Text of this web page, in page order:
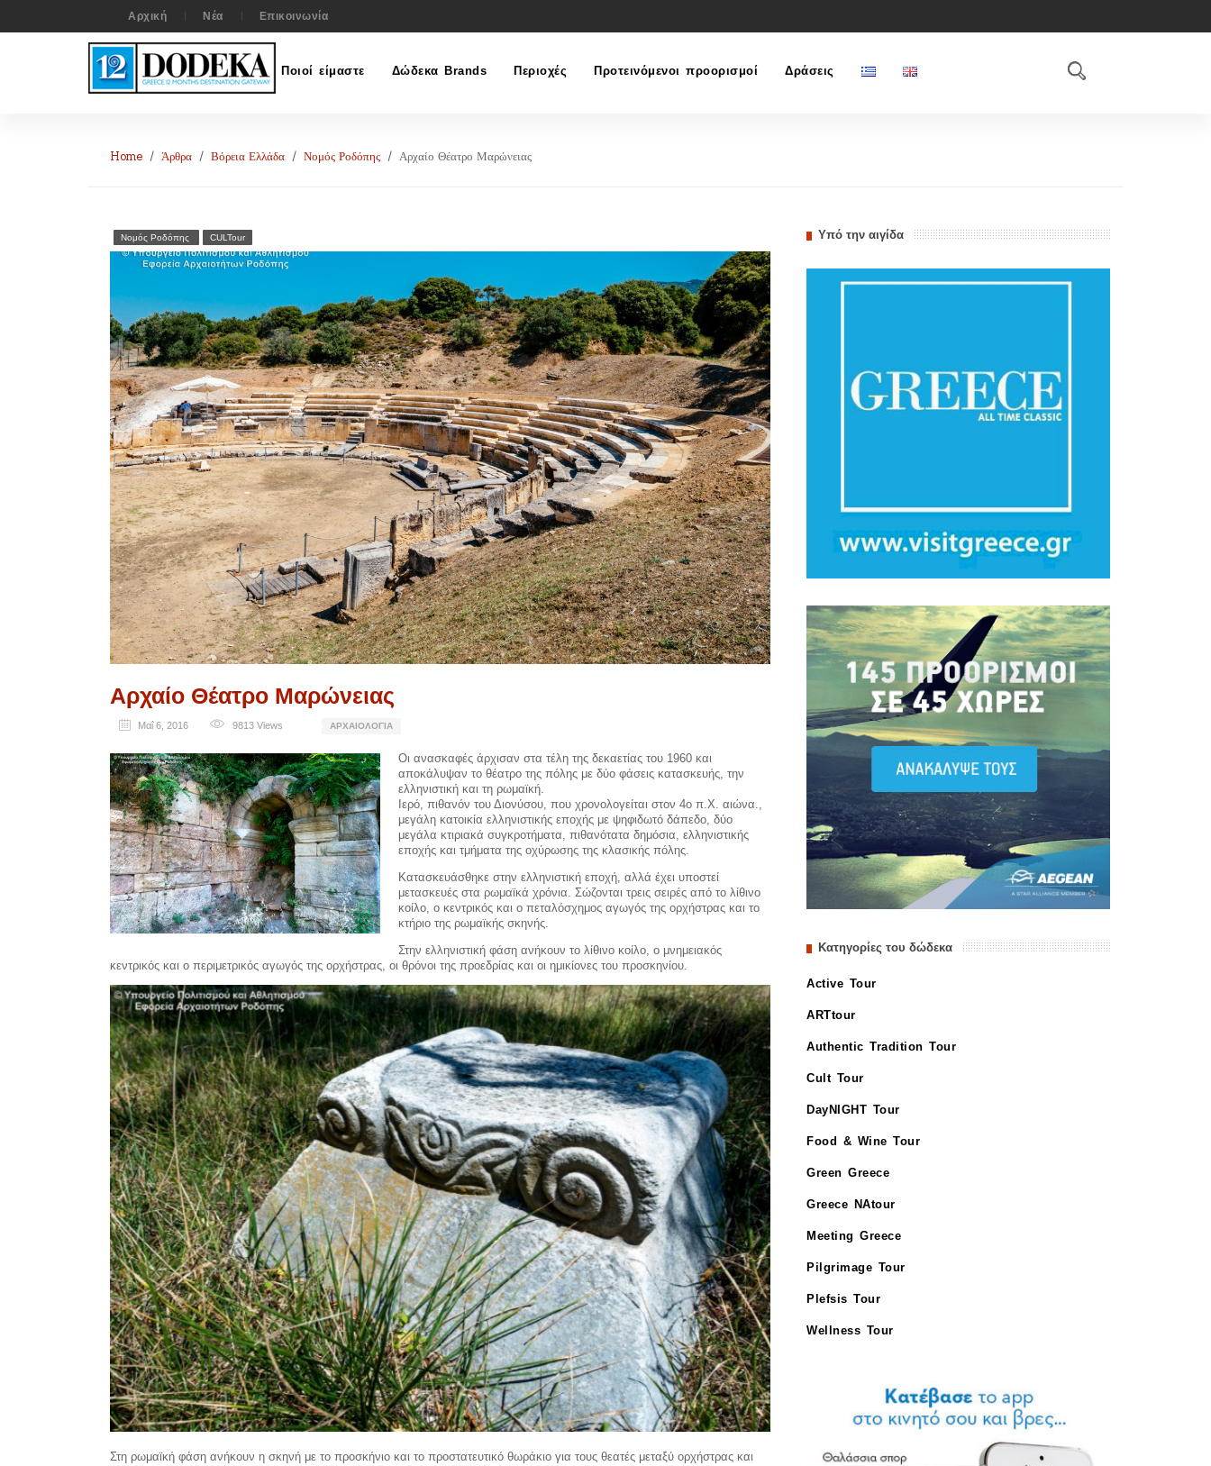
Αρχική Νέα Επικοινωνία
Ποιοί είμαστε Δώδεκα Brands Περιοχές Προτεινόμενοι προορισμοί Δράσεις
Home Άρθρα Βόρεια Ελλάδα Νομός Ροδόπης Αρχαίο Θέατρο Μαρώνειας
Νομός Ροδόπης CULTour
Αρχαίο Θέατρο Μαρώνειας
Μαΐ 6, 2016 9813 Views ΑΡΧΑΙΟΛΟΓΊΑ
Οι ανασκαφές άρχισαν στα τέλη της δεκαετίας του 1960 και
αποκάλυψαν το θέατρο της πόλης με δύο φάσεις κατασκευής, την
ελληνιστική και τη ρωμαϊκή.
Ιερό, πιθανόν του Διονύσου, που χρονολογείται στον 4ο π.Χ. αιώνα.,
μεγάλη κατοικία ελληνιστικής εποχής με ψηφιδωτό δάπεδο, δύο
μεγάλα κτιριακά συγκροτήματα, πιθανότατα δημόσια, ελληνιστικής
εποχής και τμήματα της οχύρωσης της κλασικής πόλης.
Κατασκευάσθηκε στην ελληνιστική εποχή, αλλά έχει υποστεί
μετασκευές στα ρωμαϊκά χρόνια. Σώζονται τρεις σειρές από το λίθινο
κοίλο, ο κεντρικός και ο πεταλόσχημος αγωγός της ορχήστρας και το
κτήριο της ρωμαϊκής σκηνής.
Στην ελληνιστική φάση ανήκουν το λίθινο κοίλο, ο μνημειακός
κεντρικός και ο περιμετρικός αγωγός της ορχήστρας, οι θρόνοι της προεδρίας και οι ημικίονες του προσκηνίου.
Στη ρωμαϊκή φάση ανήκουν η σκηνή με το προσκήνιο και το προστατευτικό θωράκιο για τους θεατές μεταξύ ορχήστρας και
Υπό την αιγίδα
Κατηγορίες του δώδεκα
Active Tour
ARTtour
Authentic Tradition Tour
Cult Tour
DayNIGHT Tour
Food & Wine Tour
Green Greece
Greece NAtour
Meeting Greece
Pilgrimage Tour
Plefsis Tour
Wellness Tour